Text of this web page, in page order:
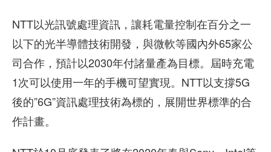
NTT以光訊號處理資訊，讓耗電量控制在百分之一
以下的光半導體技術開發，與微軟等國內外65家公
司合作，預計以2030年付諸量產為目標。屆時充電
1次可以使用一年的手機可望實現。NTT以支撐5G
後的”6G”資訊處理技術為標的，展開世界標準的合
作計畫。